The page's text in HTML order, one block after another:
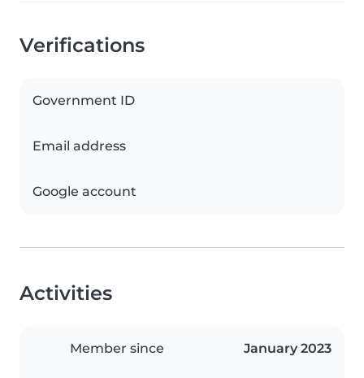
Verifications
Government ID
Email address
Google account
Activities
Member since January 2023